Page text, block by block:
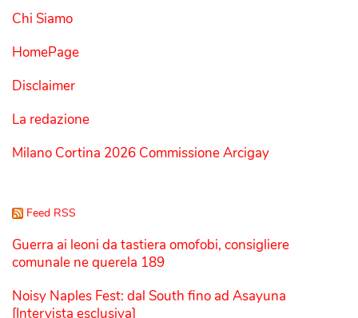
Chi Siamo
HomePage
Disclaimer
La redazione
Milano Cortina 2026 Commissione Arcigay
Feed RSS
Guerra ai leoni da tastiera omofobi, consigliere
comunale ne querela 189
Noisy Naples Fest: dal South fino ad Asayuna
[Intervista esclusiva]